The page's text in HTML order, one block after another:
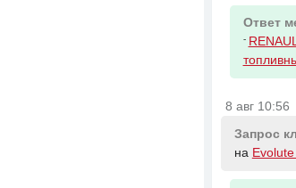
Ответ
-
8 авг 10:56
Запрос
на Evolute